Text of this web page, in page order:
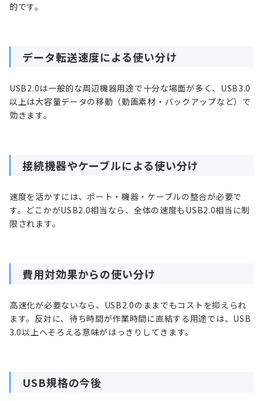
的です。
データ転送速度による使い分け
USB2.0は一般的な周辺機器用途で十分な場面が多く、USB3.0
以上は大容量データの移動（動画素材・バックアップなど）で
効きます。
接続機器やケーブルによる使い分け
速度を活かすには、ポート・機器・ケーブルの整合が必要で
す。どこかがUSB2.0相当なら、全体の速度もUSB2.0相当に制
限されます。
費用対効果からの使い分け
高速化が必要ないなら、USB2.0のままでもコストを抑えられ
ます。反対に、待ち時間が作業時間に直結する用途では、USB
3.0以上へそろえる意味がはっきりしてきます。
USB規格の今後